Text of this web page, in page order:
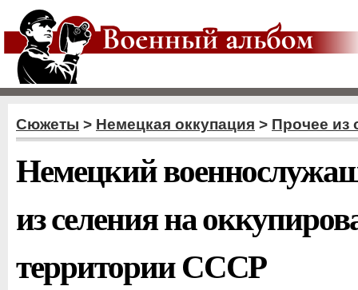
Сюжеты > Немецкая оккупация > Прочее из
Немецкий
из селения на
территории СССР